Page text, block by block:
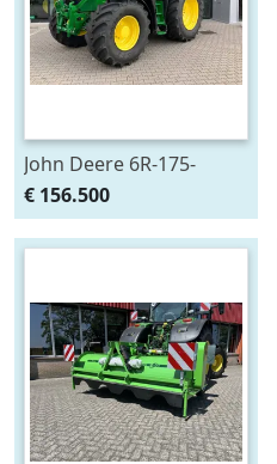
John Deere 6R-175-
783659
€ 156.500